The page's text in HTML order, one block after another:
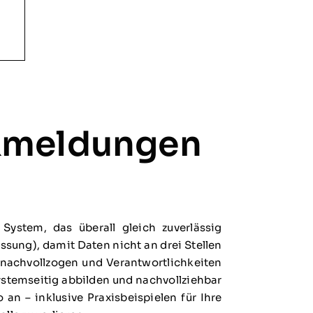
das überall gleich zuverlässig
damit Daten nicht an drei Stellen
und Verantwortlichkeiten
abbilden und nachvollziehbar
– inklusive Praxisbeispielen für Ihre